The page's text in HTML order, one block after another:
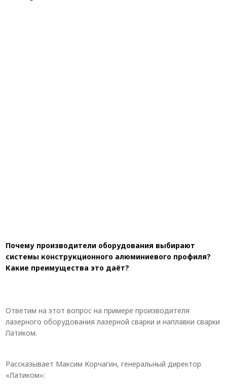
Почему производители оборудования выбирают
системы конструкционного алюминиевого профиля?
Какие преимущества это даёт?
Ответим на этот вопрос на примере производителя
лазерного оборудования лазерной сварки и наплавки сварки
Латиком.
Рассказывает Максим Корчагин, генеральный директор
«Латиком»: